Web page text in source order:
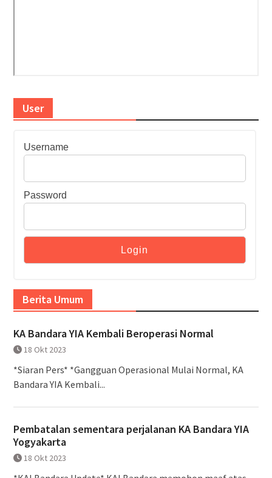
User
Username
Password
Berita Umum
KA Bandara YIA Kembali Beroperasi Normal
18 Okt 2023
*Siaran Pers* *Gangguan Operasional Mulai Normal, KA
Bandara YIA Kembali...
Pembatalan sementara perjalanan KA Bandara YIA
Yogyakarta
18 Okt 2023